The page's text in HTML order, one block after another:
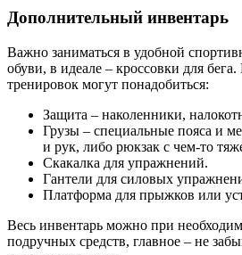
Дополнительный инвентарь
Важно заниматься в удобной
обуви, в идеале – кроссовки для
тренировок могут понадобиться:
Защита – наколенники,
Грузы – специальные пояса и
и рук, либо рюкзак с чем-то
Скакалка для упражнений.
Гантели для силовых
Платформа для прыжков или
Весь инвентарь можно при
подручных средств, главное – не